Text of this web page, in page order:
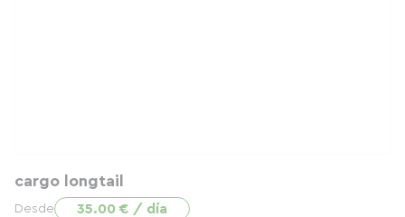
cargo longtail
Desde 35.00 € / día